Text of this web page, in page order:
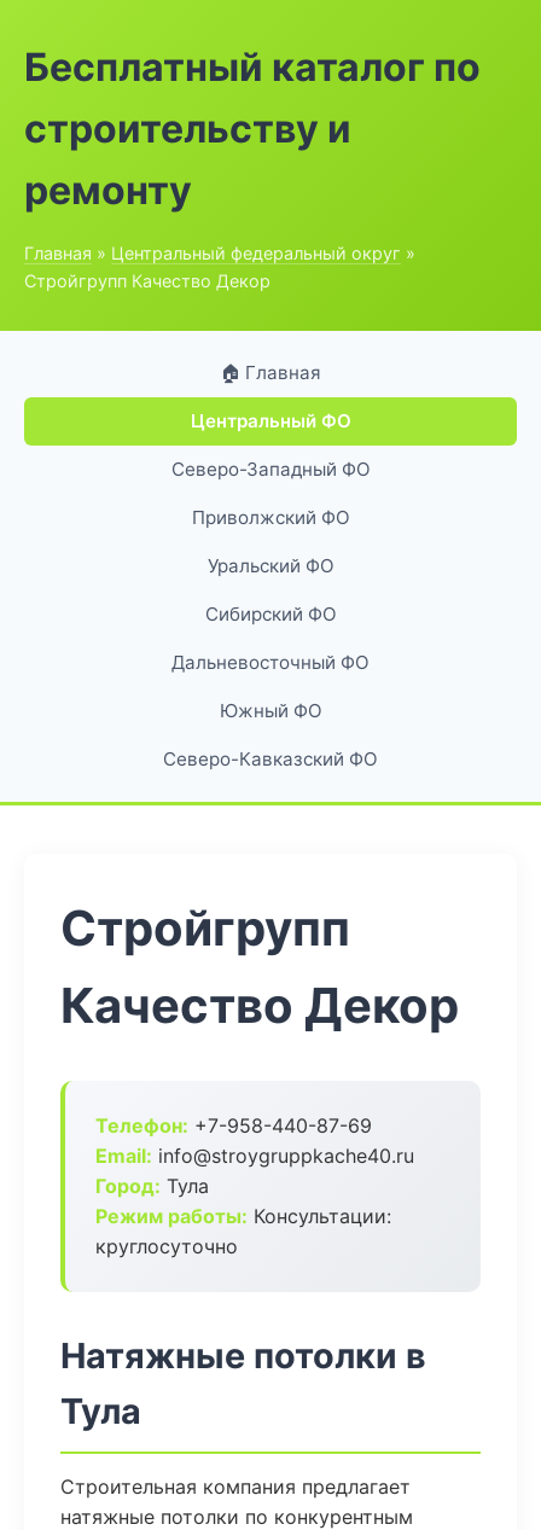
Бесплатный каталог по
строительству и
ремонту
Главная » Центральный федеральный округ »
Стройгрупп Качество Декор
🏠 Главная
Центральный ФО
Северо-Западный ФО
Приволжский ФО
Уральский ФО
Сибирский ФО
Дальневосточный ФО
Южный ФО
Северо-Кавказский ФО
Стройгрупп
Качество Декор
Телефон: +7-958-440-87-69
Email: info@stroygruppkache40.ru
Город: Тула
Режим работы: Консультации:
круглосуточно
Натяжные потолки в
Тула
Строительная компания предлагает
натяжные потолки по конкурентным